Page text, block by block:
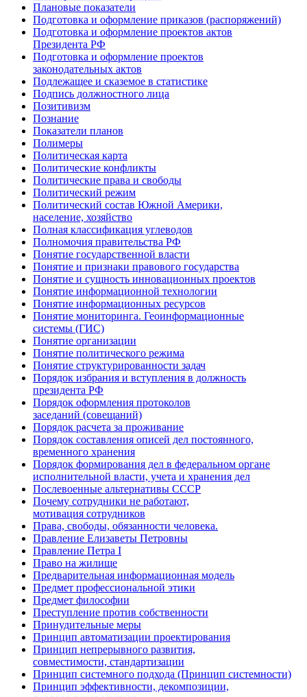
Плановые показатели
Подготовка и оформление приказов (распоряжений)
Подготовка и оформление проектов актов
Президента РФ
Подготовка и оформление проектов
законодательных актов
Подлежащее и сказемое в статистике
Подпись должностного лица
Позитивизм
Познание
Показатели планов
Полимеры
Политическая карта
Политические конфликты
Политические права и свободы
Политический режим
Политический состав Южной Америки,
население, хозяйство
Полная классификация углеводов
Полномочия правительства РФ
Понятие государственной власти
Понятие и признаки правового государства
Понятие и сущность инновационных проектов
Понятие информационной технологии
Понятие информационных ресурсов
Понятие мониторинга. Геоинформационные
системы (ГИС)
Понятие организации
Понятие политического режима
Понятие структурированности задач
Порядок избрания и вступления в должность
президента РФ
Порядок оформления протоколов
заседаний (совещаний)
Порядок расчета за проживание
Порядок составления описей дел постоянного,
временного хранения
Порядок формирования дел в федеральном органе
исполнительной власти, учета и хранения дел
Послевоенные альтернативы СССР
Почему сотрудники не работают,
мотивация сотрудников
Права, свободы, обязанности человека.
Правление Елизаветы Петровны
Правление Петра I
Право на жилище
Предварительная информационная модель
Предмет профессиональной этики
Предмет философии
Преступление против собственности
Принудительные меры
Принцип автоматизации проектирования
Принцип непрерывного развития,
совместимости, стандартизации
Принцип системного подхода (Принцип системности)
Принцип эффективности, декомпозиции,